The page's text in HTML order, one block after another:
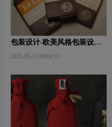
包装设计-欧美风格包装设
2021-05-13 09:04:13